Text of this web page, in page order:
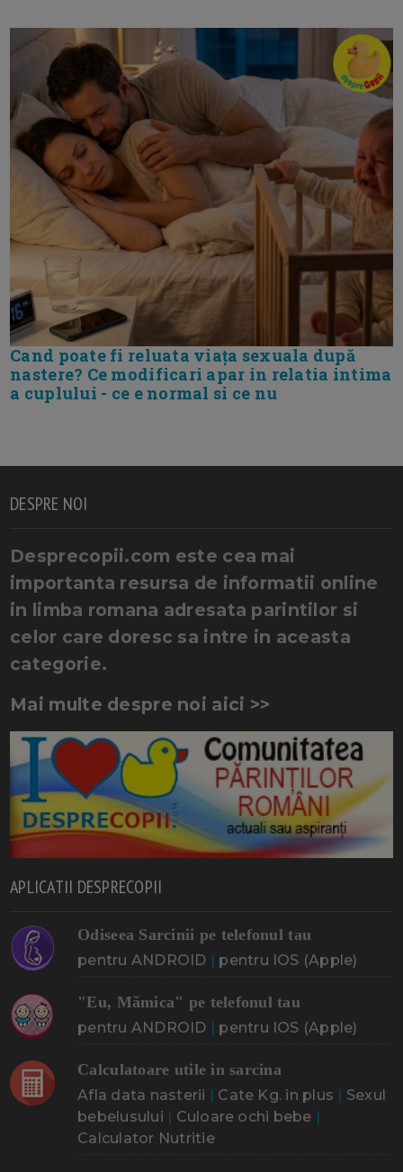
Cand poate fi reluata viața sexuala după
nastere? Ce modificari apar in relatia intima
a cuplului - ce e normal si ce nu
DESPRE NOI
Desprecopii.com este cea mai
importanta resursa de informatii online
in limba romana adresata parintilor si
celor care doresc sa intre in aceasta
categorie.
Mai multe despre noi aici >>
APLICATII DESPRECOPII
Odiseea Sarcinii pe telefonul tau
pentru ANDROID | pentru IOS (Apple)
"Eu, Mămica" pe telefonul tau
pentru ANDROID | pentru IOS (Apple)
Calculatoare utile in sarcina
Afla data nasterii | Cate Kg. in plus | Sexul
bebelusului | Culoare ochi bebe |
Calculator Nutritie